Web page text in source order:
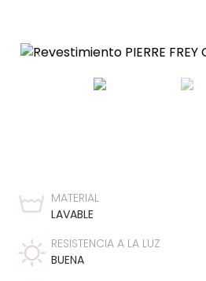
MATERIAL
LAVABLE
RESISTENCIA A LA LUZ
BUENA